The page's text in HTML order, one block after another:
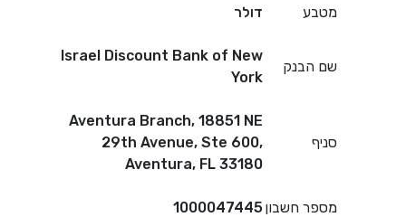
מטבע דולר
שם הבנק
Israel Discount Bank of New
York
סניף
Aventura Branch, 18851 NE
29th Avenue, Ste 600,
Aventura, FL 33180
מספר חשבון1000047445